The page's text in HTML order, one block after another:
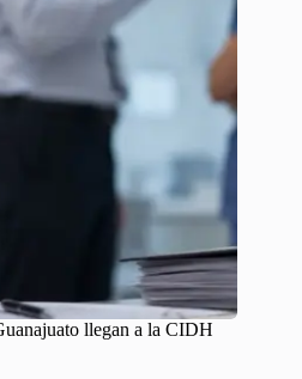
llegan a la CIDH